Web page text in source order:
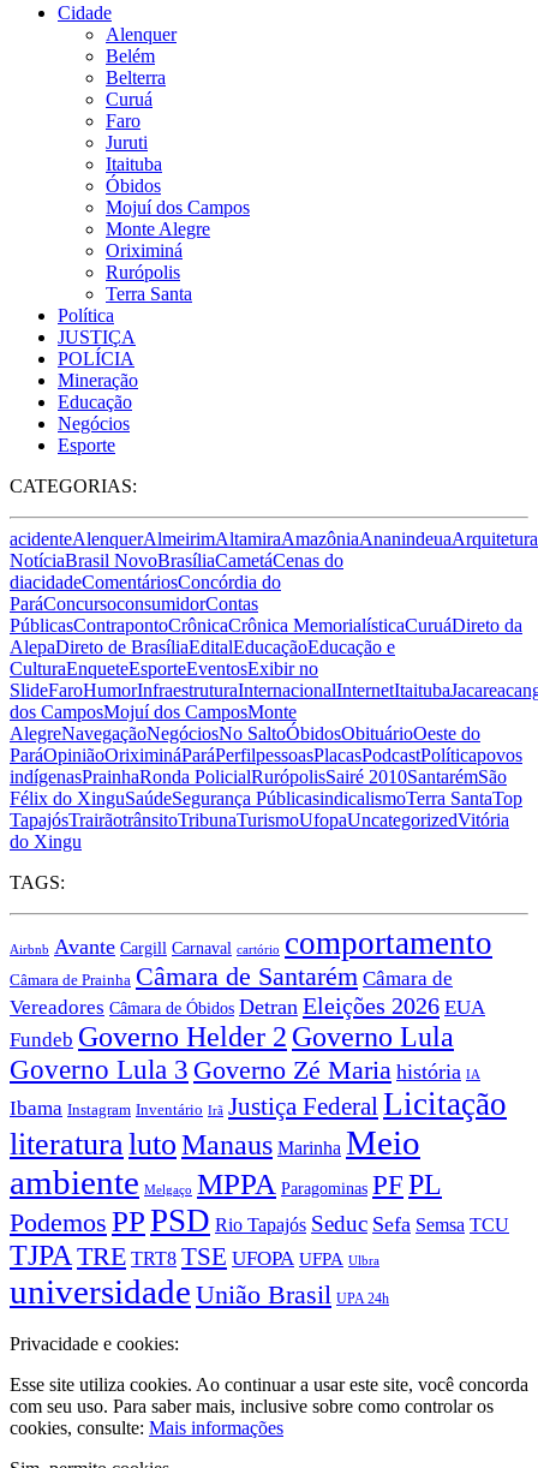
Cidade
Alenquer
Belém
Belterra
Curuá
Faro
Juruti
Itaituba
Óbidos
Mojuí dos Campos
Monte Alegre
Oriximiná
Rurópolis
Terra Santa
Política
JUSTIÇA
POLÍCIA
Mineração
Educação
Negócios
Esporte
CATEGORIAS:
acidenteAlenquerAlmeirimAltamiraAmazôniaAnanindeuaArquitetura
NotíciaBrasil NovoBrasíliaCametáCenas do
diacidadeComentáriosConcórdia do
ParáConcursoconsumidorContas
PúblicasContrapontoCrônicaCrônica MemorialísticaCuruáDireto da
AlepaDireto de BrasíliaEditalEducaçãoEducação e
CulturaEnqueteEsporteEventosExibir no
SlideFaroHumorInfraestruturaInternacionalInternetItaituba
dos CamposMojuí dos CamposMonte
AlegreNavegaçãoNegóciosNo SaltoÓbidosObituárioOeste do
ParáOpiniãoOriximináParáPerfilpessoasPlacasPodcastPolíticapovos
indígenasPrainhaRonda PolicialRurópolisSairé 2010SantarémSão
Félix do XinguSaúdeSegurança PúblicasindicalismoTerra SantaTop
TapajósTrairãotrânsitoTribunaTurismoUfopaUncategorizedVitória
do Xingu
TAGS:
Airbnb Avante Cargill Carnaval cartório comportamento
Câmara de Prainha Câmara de Santarém Câmara de
Vereadores Câmara de Óbidos Detran Eleições 2026 EUA
Fundeb Governo Helder 2 Governo Lula
Governo Lula 3 Governo Zé Maria história IA
Ibama Instagram Inventário Irã Justiça Federal Licitação
literatura lutoManaus Marinha Meio
ambiente Melgaço MPPA Paragominas PFPL
Podemos PPPSD Rio Tapajós Seduc Sefa Semsa TCU
TJPA TRE TRT8 TSE UFOPA UFPA Ulbra
universidade União Brasil UPA 24h
Privacidade e cookies:
Esse site utiliza cookies. Ao continuar a usar este site, você concorda
com seu uso. Para saber mais, inclusive sobre como controlar os
cookies, consulte: Mais informações